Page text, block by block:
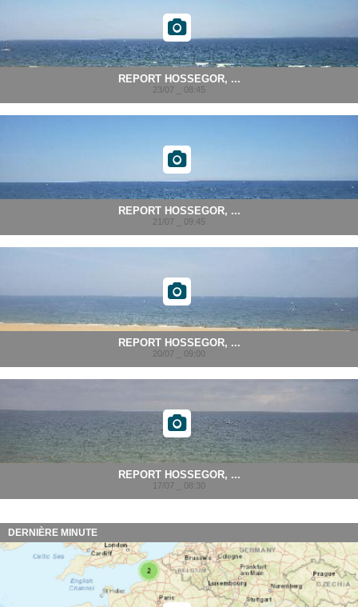
REPORT HOSSEGOR, ...
23/07 _ 08:45
REPORT HOSSEGOR, ...
21/07 _ 09:45
REPORT HOSSEGOR, ...
20/07 _ 09:00
REPORT HOSSEGOR, ...
17/07 _ 08:30
DERNIÈRE MINUTE